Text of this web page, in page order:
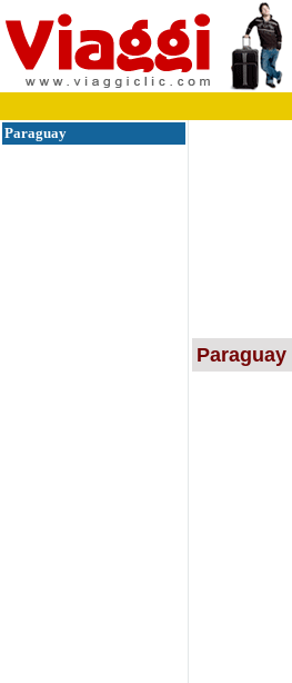
Paraguay
Paraguay